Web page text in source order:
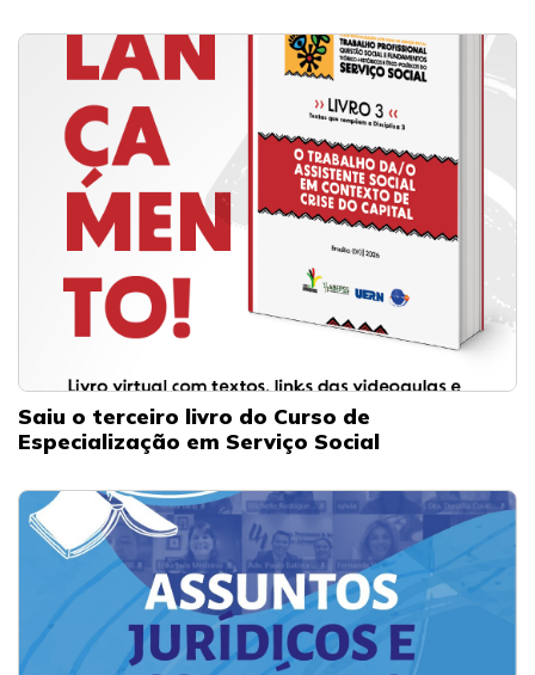
Saiu o terceiro livro do Curso de
Especialização em Serviço Social